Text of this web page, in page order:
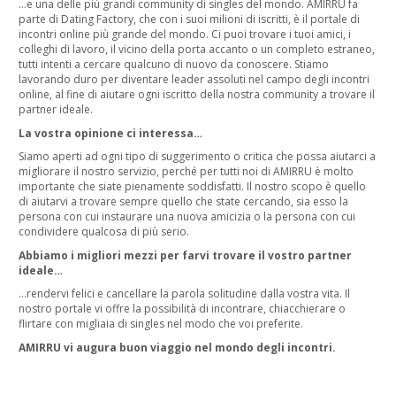
…e una delle più grandi community di singles del mondo. AMIRRU fa
parte di Dating Factory, che con i suoi milioni di iscritti, è il portale di
incontri online più grande del mondo. Ci puoi trovare i tuoi amici, i
colleghi di lavoro, il vicino della porta accanto o un completo estraneo,
tutti intenti a cercare qualcuno di nuovo da conoscere. Stiamo
lavorando duro per diventare leader assoluti nel campo degli incontri
online, al fine di aiutare ogni iscritto della nostra community a trovare il
partner ideale.
La vostra opinione ci interessa…
Siamo aperti ad ogni tipo di suggerimento o critica che possa aiutarci a
migliorare il nostro servizio, perché per tutti noi di AMIRRU è molto
importante che siate pienamente soddisfatti. Il nostro scopo è quello
di aiutarvi a trovare sempre quello che state cercando, sia esso la
persona con cui instaurare una nuova amicizia o la persona con cui
condividere qualcosa di più serio.
Abbiamo i migliori mezzi per farvi trovare il vostro partner
ideale…
…rendervi felici e cancellare la parola solitudine dalla vostra vita. Il
nostro portale vi offre la possibilità di incontrare, chiacchierare o
flirtare con migliaia di singles nel modo che voi preferite.
AMIRRU vi augura buon viaggio nel mondo degli incontri.